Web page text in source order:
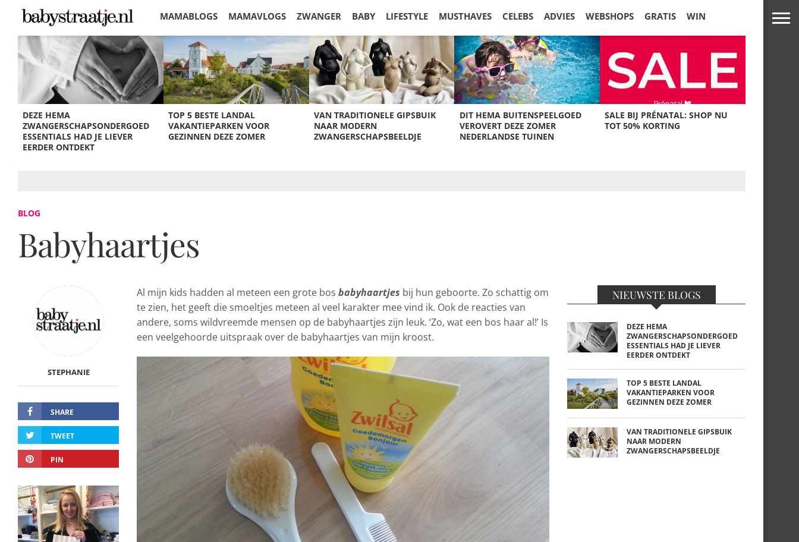
MAMABLOGS MAMAVLOGS ZWANGER BABY LIFESTYLE MUSTHAVES CELEBS ADVIES WEBSHOPS GRATIS WIN
KORTINGEN
DEZE HEMA
ZWANGERSCHAPSONDERGOED
ESSENTIALS HAD JE LIEVER
EERDER ONTDEKT
TOP 5 BESTE LANDAL
VAKANTIEPARKEN VOOR
GEZINNEN DEZE ZOMER
VAN TRADITIONELE GIPSBUIK
NAAR MODERN
ZWANGERSCHAPSBEELDJE
DIT HEMA BUITENSPEELGOED
VEROVERT DEZE ZOMER
NEDERLANDSE TUINEN
SALE BIJ PRÉNATAL: SHOP NU
TOT 50% KORTING
BLOG
Babyhaartjes
STEPHANIE
SHARE
TWEET
PIN
Al mijn kids hadden al meteen een grote bos babyhaartjes bij hun geboorte. Zo schattig om
te zien, het geeft die smoeltjes meteen al veel karakter mee vind ik. Ook de reacties van
andere, soms wildvreemde mensen op de babyhaartjes zijn leuk. ‘Zo, wat een bos haar al!’ Is
een veelgehoorde uitspraak over de babyhaartjes van mijn kroost.
NIEUWSTE BLOGS
DEZE HEMA
ZWANGERSCHAPSONDERGOED
ESSENTIALS HAD JE LIEVER
EERDER ONTDEKT
TOP 5 BESTE LANDAL
VAKANTIEPARKEN VOOR
GEZINNEN DEZE ZOMER
VAN TRADITIONELE GIPSBUIK
NAAR MODERN
ZWANGERSCHAPSBEELDJE